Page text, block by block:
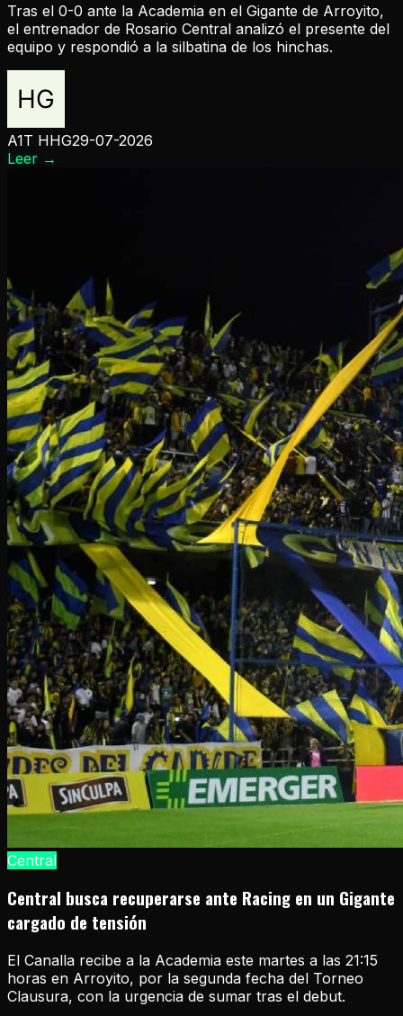
Tras el 0-0 ante la Academia en el Gigante de Arroyito,
el entrenador de Rosario Central analizó el presente del
equipo y respondió a la silbatina de los hinchas.
A1T HHG29-07-2026
Leer →
Central
Central busca recuperarse ante Racing en un Gigante
cargado de tensión
El Canalla recibe a la Academia este martes a las 21:15
horas en Arroyito, por la segunda fecha del Torneo
Clausura, con la urgencia de sumar tras el debut.